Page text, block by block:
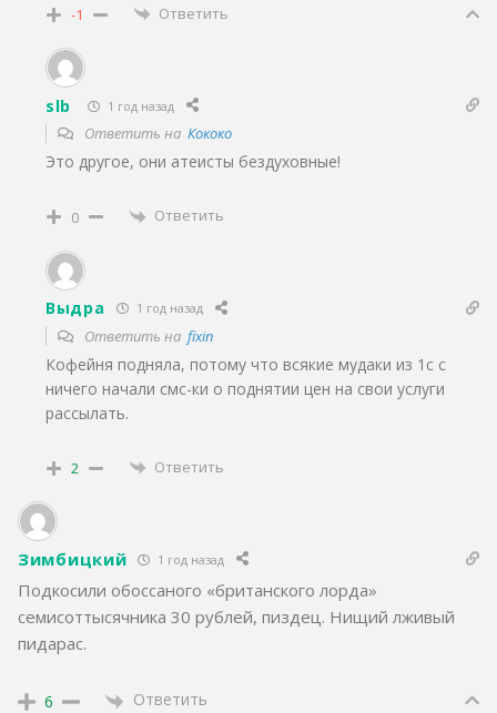
-1 Ответить
slb 1 год назад
Ответить на Кококо
Это другое, они атеисты бездуховные!
0 Ответить
Выдра 1 год назад
Ответить на fixin
Кофейня подняла, потому что всякие мудаки из 1с с
ничего начали смс-ки о поднятии цен на свои услуги
рассылать.
2 Ответить
Зимбицкий 1 год назад
Подкосили обоссаного «британского лорда»
семисоттысячника 30 рублей, пиздец. Нищий лживый
пидарас.
6 Ответить